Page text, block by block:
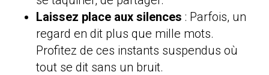
Laissez place aux silences : Parfois, un
regard en dit plus que mille mots.
Profitez de ces instants suspendus où
tout se dit sans un bruit.